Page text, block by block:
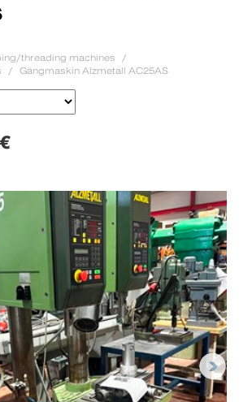
threading machines
Gängmaskin Alzmetall AC25AS